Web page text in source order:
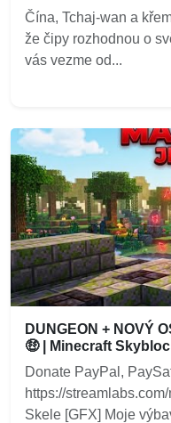
Čína, Tchaj-wan a
že čipy rozhodnou o
vás vezme od...
DUNGEON + NOVÝ
🤑 | Minecraft
Donate PayPal,
https://
Skele [GFX] Moje